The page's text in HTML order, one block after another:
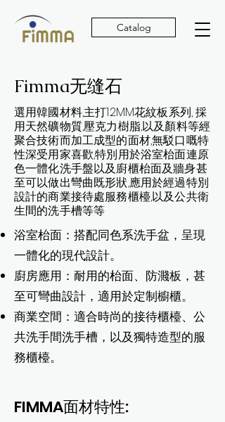
Catalog
Fimma无缝石
選用韓國材料,主打12MM花紋板系列, 採
用天然礦物質,壓克力樹脂,以及顏料等經
聚合技術而加工成型的面材,無駁口嘅特
性深受用家喜歡,特別用於浴室枱面連原
色一體化洗手盤以及廚櫃枱面及牆身甚
至可以做出彎曲既形狀,應用於經過特別
設計的商業接待處服務櫃檯,以及公共衛
生間的洗手槽等等
浴室枱面：搭配同色系洗手盆，呈現
一體化的現代設計。
廚房應用：耐用的枱面、防濺板，甚
至可彎曲設計，適用於定制櫥櫃。
商業空間：適合時尚的接待櫃檯、公
共洗手間洗手槽，以及獨特造型的服
務櫃檯。
FIMMA面材特性: